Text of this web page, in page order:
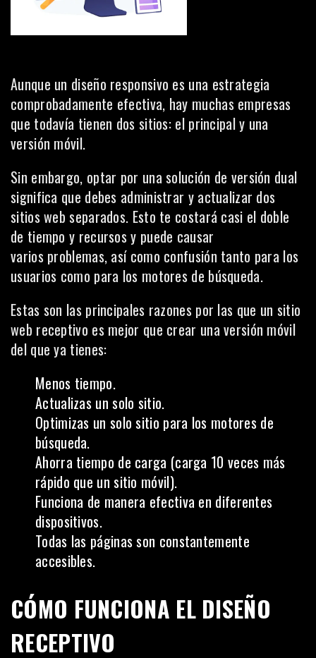
Aunque un diseño responsivo es una estrategia
comprobadamente efectiva, hay muchas empresas
que todavía tienen dos sitios: el principal y una
versión móvil.
Sin embargo, optar por una solución de versión dual
significa que debes administrar y actualizar dos
sitios web separados. Esto te costará casi el doble
de tiempo y recursos y puede causar
varios problemas, así como confusión tanto para los
usuarios como para los motores de búsqueda.
Estas son las principales razones por las que un sitio
web receptivo es mejor que crear una versión móvil
del que ya tienes:
Menos tiempo.
Actualizas un solo sitio.
Optimizas un solo sitio para los motores de
búsqueda.
Ahorra tiempo de carga (carga 10 veces más
rápido que un sitio móvil).
Funciona de manera efectiva en diferentes
dispositivos.
Todas las páginas son constantemente
accesibles.
CÓMO FUNCIONA EL DISEÑO
RECEPTIVO